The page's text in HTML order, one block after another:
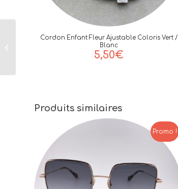
Cordon Enfant Fleur Ajustable Coloris Vert /
Blanc
5,50€
Produits similaires
Promo !